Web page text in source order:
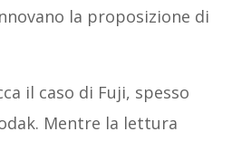
la proposizione di
il caso di Fuji, spesso
Mentre la lettura